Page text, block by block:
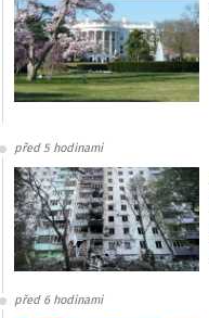
před 5 hodinami
před 6 hodinami